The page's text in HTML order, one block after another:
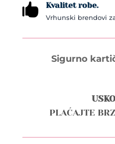
 Kvalitet robe.
Vrhunski brendovi
Sigurno
PLAĆAJTE